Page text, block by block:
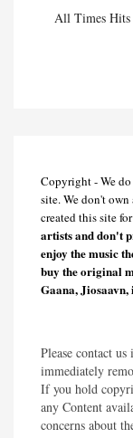
All Times Hits
Copyright - We
site. We don't
created this site
artists and don't
enjoy the music
buy the original
Gaana, Jiosaavn,
Please contact
immediately
If you hold
any Content
concerns about